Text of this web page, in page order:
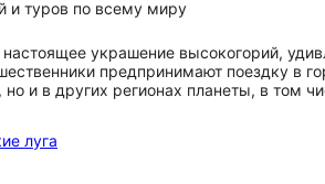
и туров по всему миру
украшение высокогорий,
предпринимают поездку в
но и в других регионах планеты, в том
луга